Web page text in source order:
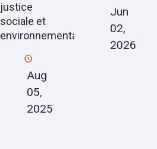
justice
sociale et
environnementale.
Aug
05,
2025
Jun
02,
2026